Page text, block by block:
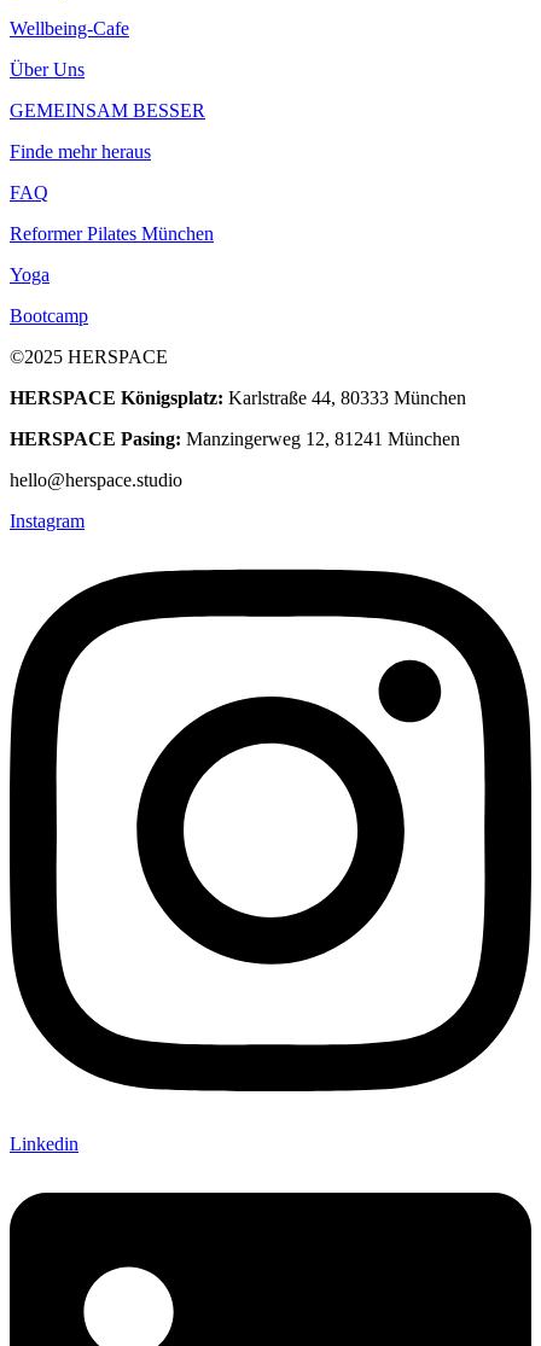
Wellbeing-Cafe
Über Uns
GEMEINSAM BESSER
Finde mehr heraus
FAQ
Reformer Pilates München
Yoga
Bootcamp
©2025 HERSPACE
HERSPACE Königsplatz: Karlstraße 44, 80333 München
HERSPACE Pasing: Manzingerweg 12, 81241 München
hello@herspace.studio
Instagram
Linkedin